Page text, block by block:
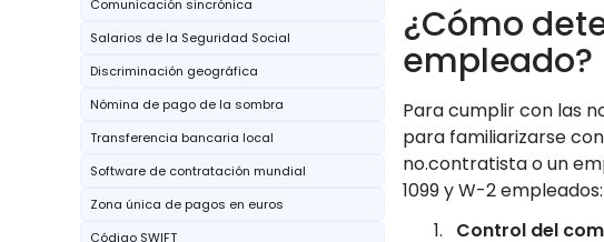
Comunicación sincrónica
Salarios de la Seguridad Social
Discriminación geográfica
Nómina de pago de la sombra
Transferencia bancaria local
Software de contratación mundial
Zona única de pagos en euros
Código SWIFT
¿Cómo
empleado?
Para cumplir con las
para familiarizarse
no.contratista o un
1099 y W-2 empleados:
Control del